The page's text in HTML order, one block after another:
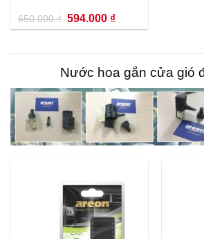
650.000₫ Giá
gốc
là:
594.000 ₫Giá
hiện
tại
594.000 ₫.
Nước hoa gắn cửa gió